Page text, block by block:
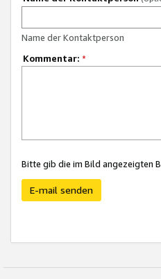
Name der Kontaktperson
Kommentar: *
Bitte gib die im Bild angezeigten
E-mail senden